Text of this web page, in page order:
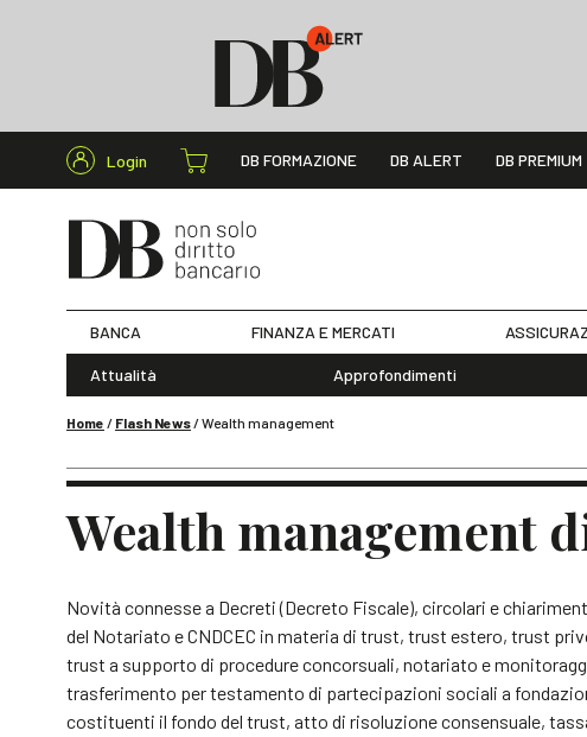
Login DB FORMAZIONE DB ALERT DB PREMIUM
BANCA FINANZA E MERCATI
Attualità Approfondimenti
Home / Flash News/Wealth management
Wealth management
Novità connesse a Decreti (Decreto Fiscale), circolari e
del Notariato e CNDCEC in materia di trust, trust estero, trust
trust a supporto di procedure concorsuali, notariato e
trasferimento per testamento di partecipazioni sociali a
costituenti il fondo del trust, atto di risoluzione consensuale,